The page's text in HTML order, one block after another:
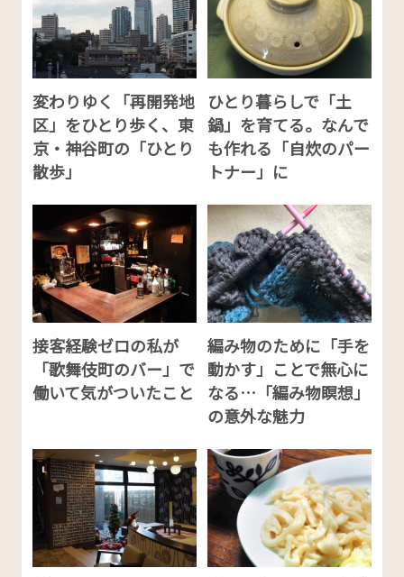
変わりゆく「再開発地
区」をひとり歩く、東
京・神谷町の「ひとり
散歩」
ひとり暮らしで「土
鍋」を育てる。なんで
も作れる「自炊のパー
トナー」に
接客経験ゼロの私が
「歌舞伎町のバー」で
働いて気がついたこと
編み物のために「手を
動かす」ことで無心に
なる…「編み物瞑想」
の意外な魅力